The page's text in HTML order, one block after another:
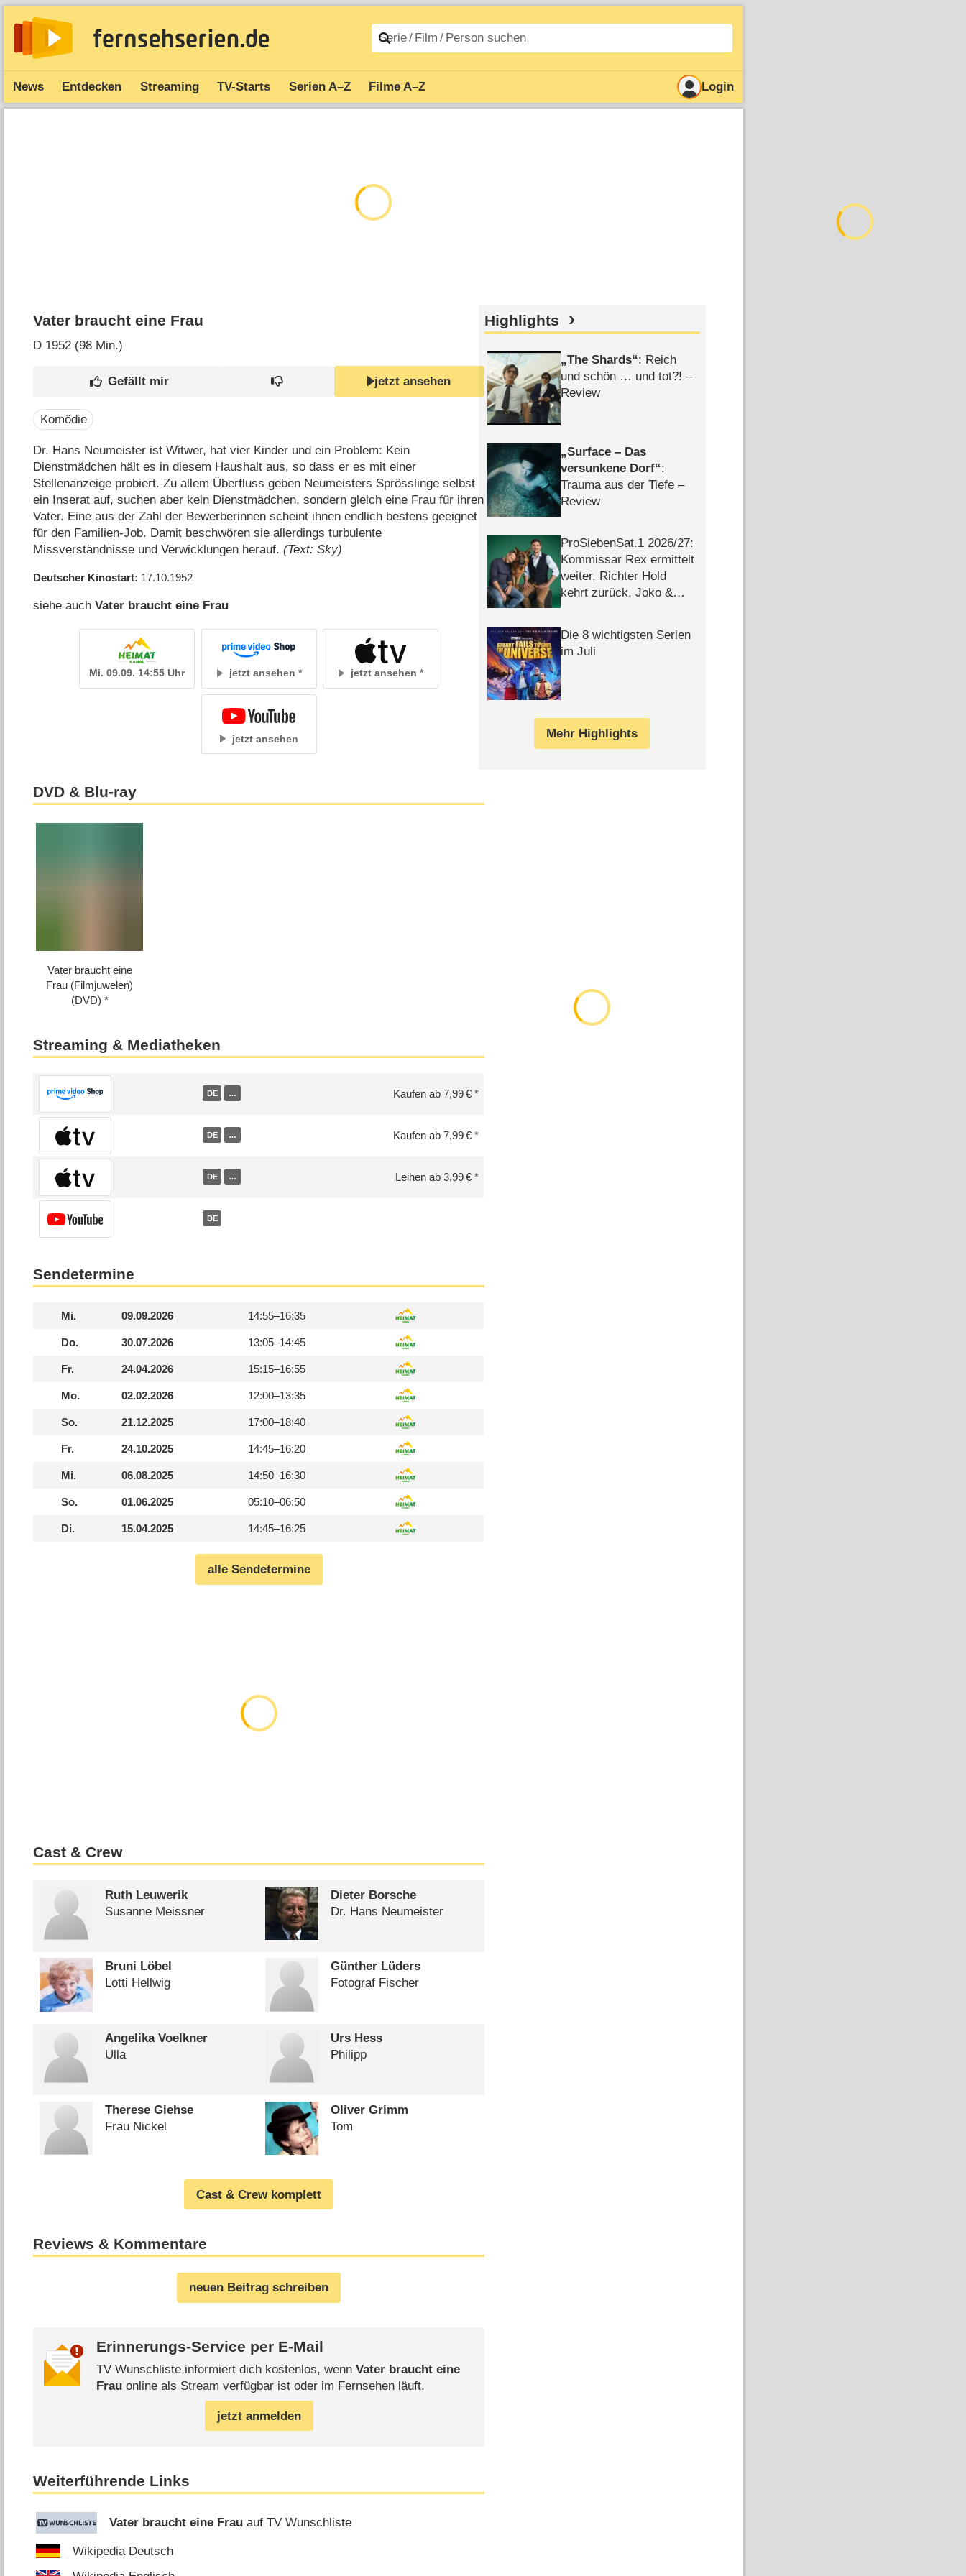
News Entdecken Streaming TV-Starts Serien A–Z Filme A–Z Login
Vater braucht eine Frau
D 1952 (98 Min.)
jetzt ansehen
Komödie
Dr. Hans Neumeister ist Witwer, hat vier Kinder und ein Problem: Kein
Dienstmädchen hält es in diesem Haushalt aus, so dass er es mit einer
Stellenanzeige probiert. Zu allem Überfluss geben Neumeisters Sprösslinge selbst
ein Inserat auf, suchen aber kein Dienstmädchen, sondern gleich eine Frau für ihren
Vater. Eine aus der Zahl der Bewerberinnen scheint ihnen endlich bestens geeignet
für den Familien-Job. Damit beschwören sie allerdings turbulente
Missverständnisse und Verwicklungen herauf.(Text: Sky)
Deutscher Kinostart 17.10.1952
siehe auchVater braucht eine Frau
Mi. 09.09. 14:55 Uhr jetzt ansehen jetzt ansehen
jetzt ansehen
DVD & Blu-ray
Vater braucht eine
Frau (Filmjuwelen)
(DVD)
Streaming & Mediatheken
DE … Kaufen ab 7,99 €
DE … Kaufen ab 7,99 €
DE … Leihen ab 3,99 €
DE
Sendetermine
Mi. 09.09.2026 14:55–16:35
Do. 30.07.2026 13:05–14:45
Fr. 24.04.2026 15:15–16:55
Mo. 02.02.2026 12:00–13:35
So. 21.12.2025 17:00–18:40
Fr. 24.10.2025 14:45–16:20
Mi. 06.08.2025 14:50–16:30
So. 01.06.2025 05:10–06:50
Di. 15.04.2025 14:45–16:25
alle Sendetermine
Cast & Crew
Ruth Leuwerik
Susanne Meissner
Dieter Borsche
Dr. Hans Neumeister
Bruni Löbel
Lotti Hellwig
Günther Lüders
Fotograf Fischer
Angelika Voelkner
Ulla
Urs Hess
Philipp
Therese Giehse
Frau Nickel
Oliver Grimm
Tom
Cast & Crew komplett
Reviews & Kommentare
neuen Beitrag schreiben
Erinnerungs-Service per E-Mail
TV Wunschliste informiert dich kostenlos, wenn Vater braucht eine
Frauonline als Stream verfügbar ist oder im Fernsehen läuft.
jetzt anmelden
Weiterführende Links
Vater braucht eine Frau auf TV Wunschliste
Wikipedia Deutsch
Highlights
The Shards : Reich
und schön … und tot?! –
Review
Surface – Das
versunkene Dorf :
Trauma aus der Tiefe –
Review
ProSiebenSat.1 2026/​27:
Kommissar Rex ermittelt
weiter, Richter Hold
kehrt zurück, Joko &
Die 8 wichtigsten Serien
im Juli
Mehr Highlights